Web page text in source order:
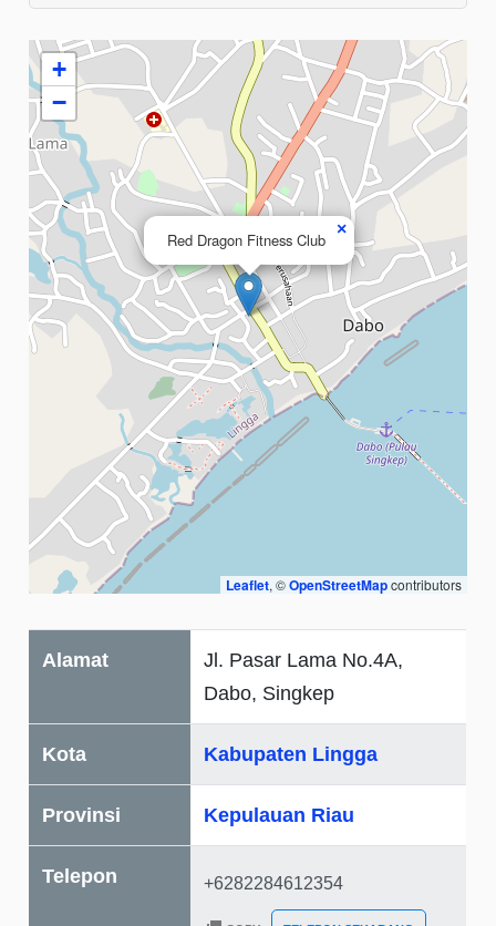
Red Dragon Fitness Club
×
+
−
Leaflet, ©OpenStreetMapcontributors
Alamat
Jl. Pasar Lama No.4A,
Dabo, Singkep
Kota Kabupaten Lingga
Provinsi Kepulauan Riau
Telepon